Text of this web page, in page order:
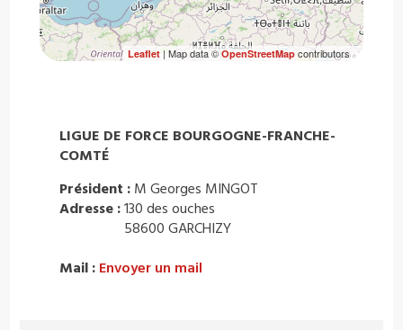
Leaflet| Map data ©OpenStreetMapcontributors
LIGUE DE FORCE BOURGOGNE-FRANCHE-
COMTÉ
Président : M Georges MINGOT
Adresse :130 des ouches
58600 GARCHIZY
Mail : Envoyer un mail